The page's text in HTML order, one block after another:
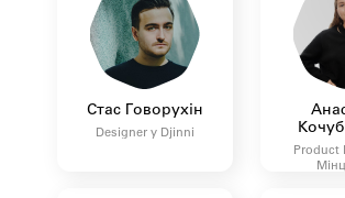
Стас Говорухін
Designer у Djinni
Product